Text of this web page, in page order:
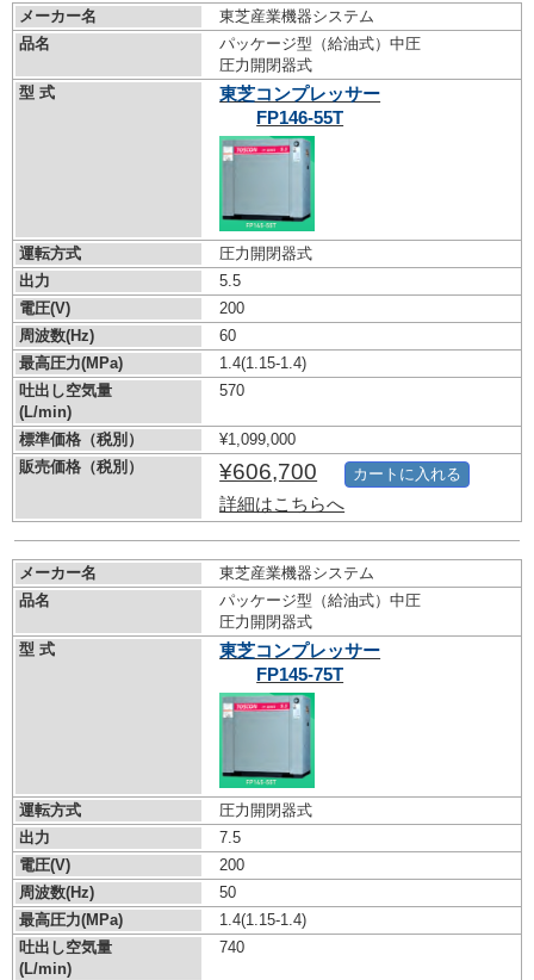
メーカー名
東芝産業機器システム
品名
パッケージ型（給油式）中圧
圧力開閉器式
型 式
東芝コンプレッサー
FP146-55T
運転方式
圧力開閉器式
出力
5.5
電圧(V)
200
周波数(Hz)
60
最高圧力(MPa)
1.4(1.15-1.4)
吐出し空気量
(L/min)
570
標準価格（税別）
¥1,099,000
販売価格（税別）
¥606,700
詳細はこちらへ
カートに入れる
メーカー名
東芝産業機器システム
品名
パッケージ型（給油式）中圧
圧力開閉器式
型 式
東芝コンプレッサー
FP145-75T
運転方式
圧力開閉器式
出力
7.5
電圧(V)
200
周波数(Hz)
50
最高圧力(MPa)
1.4(1.15-1.4)
吐出し空気量
(L/min)
740